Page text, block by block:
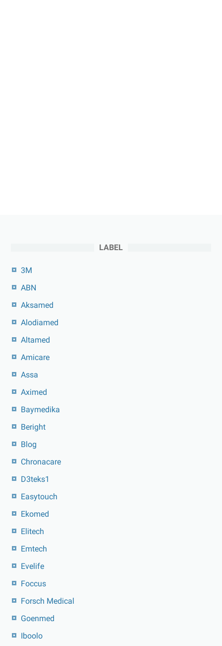
LABEL
3M
ABN
Aksamed
Alodiamed
Altamed
Amicare
Assa
Aximed
Baymedika
Beright
Blog
Chronacare
D3teks1
Easytouch
Ekomed
Elitech
Emtech
Evelife
Foccus
Forsch Medical
Goenmed
Iboolo